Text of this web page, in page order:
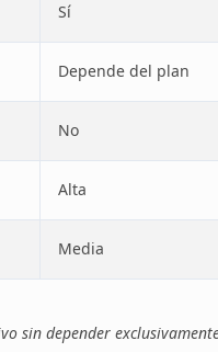
Sí
Depende del plan
No
Alta
Media
sin depender